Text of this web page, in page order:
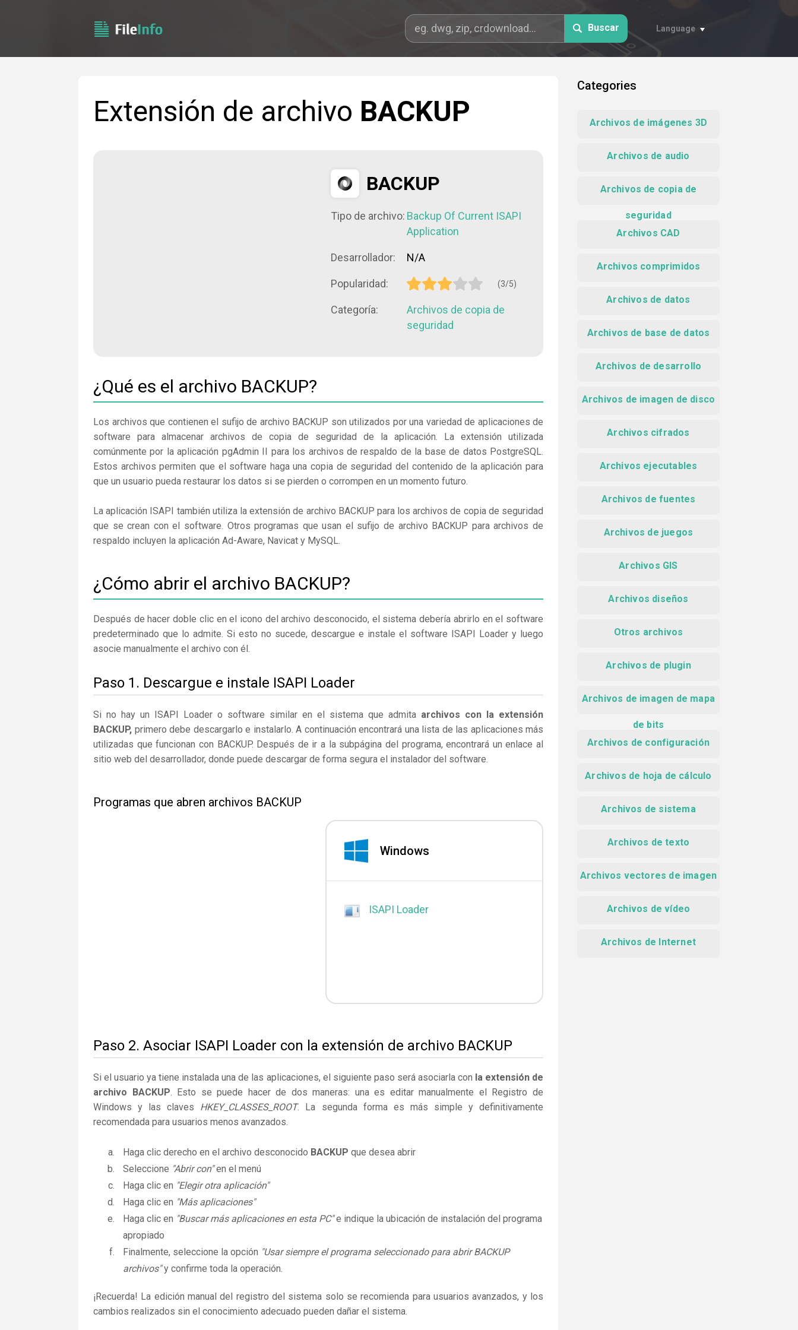
Buscar Language
Extensión de archivo BACKUP
BACKUP
Tipo de archivo: Backup Of Current ISAPI
Application
Desarrollador: N/A
Popularidad: (3/5)
Categoría:
Archivos de copia de
seguridad
¿Qué es el archivo BACKUP?
Los archivos que contienen el sufijo de archivo BACKUP son utilizados por una variedad de aplicaciones de
software para almacenar archivos de copia de seguridad de la aplicación. La extensión utilizada
comúnmente por la aplicación pgAdmin II para los archivos de respaldo de la base de datos PostgreSQL.
Estos archivos permiten que el software haga una copia de seguridad del contenido de la aplicación para
que un usuario pueda restaurar los datos si se pierden o corrompen en un momento futuro.
La aplicación ISAPI también utiliza la extensión de archivo BACKUP para los archivos de copia de seguridad
que se crean con el software. Otros programas que usan el sufijo de archivo BACKUP para archivos de
respaldo incluyen la aplicación Ad-Aware, Navicat y MySQL.
¿Cómo abrir el archivo BACKUP?
Después de hacer doble clic en el icono del archivo desconocido, el sistema debería abrirlo en el software
predeterminado que lo admite. Si esto no sucede, descargue e instale el software ISAPI Loader y luego
asocie manualmente el archivo con él.
Paso 1. Descargue e instale ISAPI Loader
Si no hay un ISAPI Loader o software similar en el sistema que admita archivos con la extensión
BACKUP, primero debe descargarlo e instalarlo. A continuación encontrará una lista de las aplicaciones más
utilizadas que funcionan con BACKUP. Después de ir a la subpágina del programa, encontrará un enlace al
sitio web del desarrollador, donde puede descargar de forma segura el instalador del software.
Programas que abren archivos BACKUP
Windows
ISAPI Loader
Paso 2. Asociar ISAPI Loader con la extensión de archivo BACKUP
Si el usuario ya tiene instalada una de las aplicaciones, el siguiente paso será asociarla con la extensión de
archivo BACKUP. Esto se puede hacer de dos maneras: una es editar manualmente el Registro de
Windows y las claves HKEY_CLASSES_ROOT. La segunda forma es más simple y definitivamente
recomendada para usuarios menos avanzados.
Haga clic derecho en el archivo desconocido BACKUP que desea abrir
Seleccione "Abrir con"en el menú
Haga clic en "Elegir otra aplicación"
Haga clic en "Más aplicaciones"
Haga clic en "Buscar más aplicaciones en esta PC"e indique la ubicación de instalación del programa
apropiado
Finalmente, seleccione la opción "Usar siempre el programa seleccionado para abrir BACKUP
archivos"y confirme toda la operación.
¡Recuerda! La edición manual del registro del sistema solo se recomienda para usuarios avanzados, y los
cambios realizados sin el conocimiento adecuado pueden dañar el sistema.
Categories
Archivos de imágenes 3D
Archivos de audio
Archivos de copia de
seguridad
Archivos CAD
Archivos comprimidos
Archivos de datos
Archivos de base de datos
Archivos de desarrollo
Archivos de imagen de disco
Archivos cifrados
Archivos ejecutables
Archivos de fuentes
Archivos de juegos
Archivos GIS
Archivos diseños
Otros archivos
Archivos de plugin
Archivos de imagen de mapa
de bits
Archivos de configuración
Archivos de hoja de cálculo
Archivos de sistema
Archivos de texto
Archivos vectores de imagen
Archivos de vídeo
Archivos de Internet